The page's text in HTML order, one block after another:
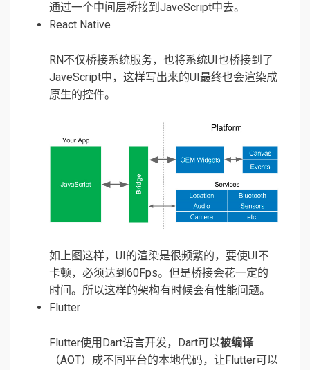
通过一个中间层桥接到JaveScript中去。
React Native
RN不仅桥接系统服务，也将系统UI也桥接到了
JaveScript中，这样写出来的UI最终也会渲染成
原生的控件。
如上图这样，UI的渲染是很频繁的，要使UI不
卡顿，必须达到60Fps。但是桥接会花一定的
时间。所以这样的架构有时候会有性能问题。
Flutter
Flutter使用Dart语言开发，Dart可以被编译
（AOT）成不同平台的本地代码，让Flutter可以